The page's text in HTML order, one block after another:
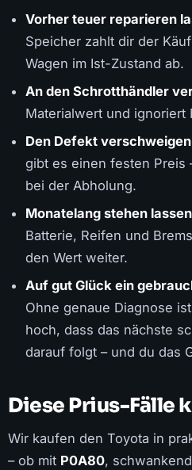
Vorher teuer reparieren
Speicher zahlt dir der
Wagen im Ist-Zustand ab.
An den Schrotthändler
Materialwert und
Den Defekt
gibt es einen festen Preis
bei der Abholung.
Monatelang stehen
Batterie, Reifen und
den Wert weiter.
Auf gut Glück ein
Ohne genaue Diagnose
hoch, dass das nächste
darauf folgt – und du das
Diese Prius-Fälle
Wir kaufen den Toyota in
– ob mit P0A80,